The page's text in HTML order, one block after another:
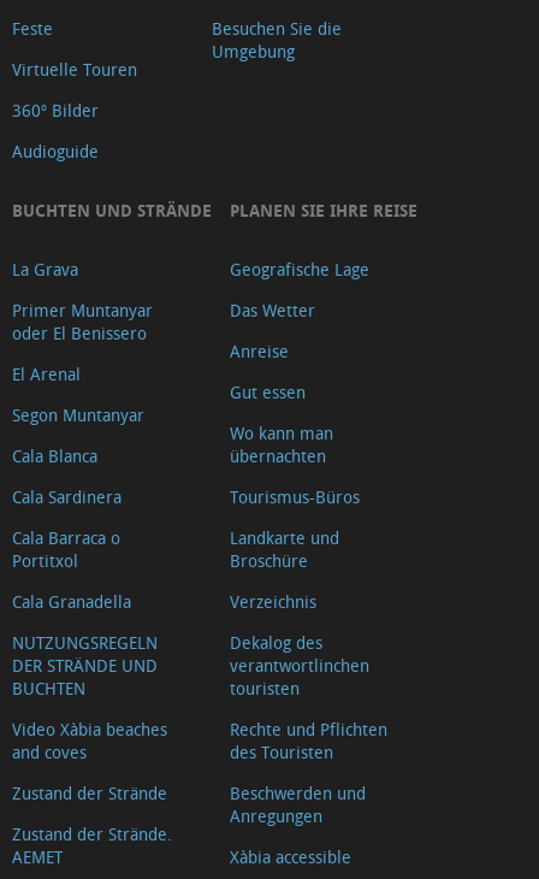
Feste
Virtuelle Touren
360º Bilder
Audioguide
Besuchen Sie die
Umgebung
BUCHTEN UND STRÄNDE
La Grava
Primer Muntanyar
oder El Benissero
El Arenal
Segon Muntanyar
Cala Blanca
Cala Sardinera
Cala Barraca o
Portitxol
Cala Granadella
NUTZUNGSREGELN
DER STRÄNDE UND
BUCHTEN
Video Xàbia beaches
and coves
Zustand der Strände
Zustand der Strände.
AEMET
PLANEN SIE IHRE REISE
Geografische Lage
Das Wetter
Anreise
Gut essen
Wo kann man
übernachten
Tourismus-Büros
Landkarte und
Broschüre
Verzeichnis
Dekalog des
verantwortlinchen
touristen
Rechte und Pflichten
des Touristen
Beschwerden und
Anregungen
Xàbia accessible